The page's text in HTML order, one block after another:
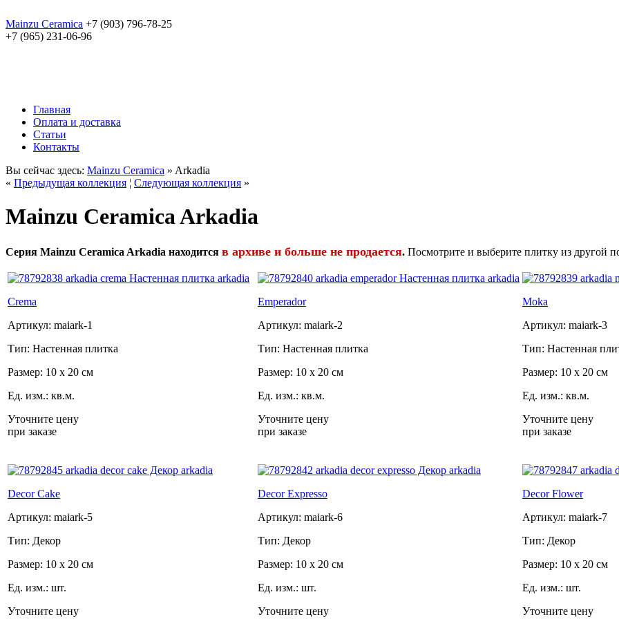
Mainzu Ceramica +7 (903) 796-78-25
+7 (965) 231-06-96
Главная
Оплата и доставка
Статьи
Контакты
Вы сейчас здесь: Mainzu Ceramica » Arkadia
« Предыдущая коллекция ¦ Следующая коллекция »
Mainzu Ceramica Arkadia
Серия Mainzu Ceramica Arkadia находится в архиве и больше не продается. Посмотрите и выберите плитку из другой
Crema
Артикул: maiark-1
Тип: Настенная плитка
Размер: 10 x 20 см
Ед. изм.: кв.м.
Уточните цену
при заказе
Emperador
Артикул: maiark-2
Тип: Настенная плитка
Размер: 10 x 20 см
Ед. изм.: кв.м.
Уточните цену
при заказе
Moka
Артикул: maiark-3
Тип: Настенная
Размер: 10 x 20 см
Ед. изм.: кв.м.
Уточните цену
при заказе
Decor Cake
Артикул: maiark-5
Тип: Декор
Размер: 10 x 20 см
Ед. изм.: шт.
Уточните цену
Decor Expresso
Артикул: maiark-6
Тип: Декор
Размер: 10 x 20 см
Ед. изм.: шт.
Уточните цену
Decor Flower
Артикул: maiark-7
Тип: Декор
Размер: 10 x 20 см
Ед. изм.: шт.
Уточните цену